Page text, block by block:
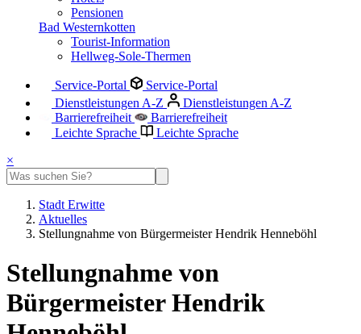
Pensionen
Bad Westernkotten
Tourist-Information
Hellweg-Sole-Thermen
Service-Portal
Service-Portal
Dienstleistungen A-Z
Dienstleistungen A-Z
Barrierefreiheit
Barrierefreiheit
Leichte Sprache
Leichte Sprache
×
Stadt Erwitte
Aktuelles
Stellungnahme von Bürgermeister Hendrik Henneböhl
Stellungnahme von
Bürgermeister Hendrik